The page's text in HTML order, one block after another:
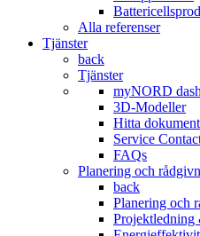
Alla referenser
Tjänster
back
Tjänster
myNORD
3D-Modeller
Hitta
Service
FAQs
Planering och
back
Planering och